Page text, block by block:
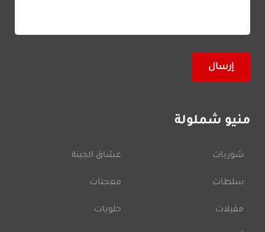
منيو شملولة
شوربات
سلطات
مقبلات
عشاق الجبنة
معجنات
حلويات